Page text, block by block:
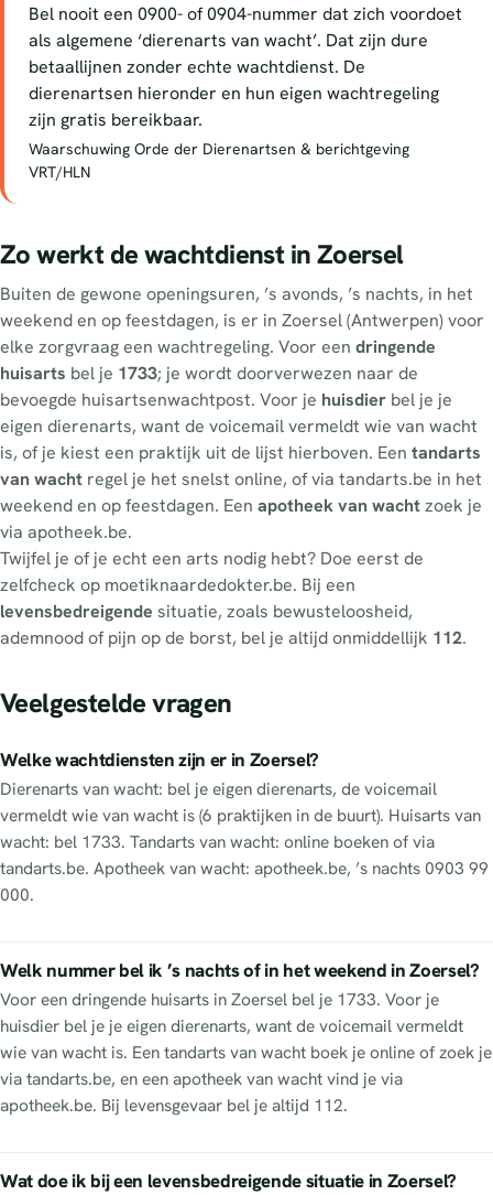
Bel nooit een 0900- of 0904-nummer dat zich voordoet
als algemene ‘dierenarts van wacht’. Dat zijn dure
betaallijnen zonder echte wachtdienst. De
dierenartsen hieronder en hun eigen wachtregeling
zijn gratis bereikbaar.
Waarschuwing Orde der Dierenartsen & berichtgeving
VRT/HLN
Zo werkt de wachtdienst in Zoersel
Buiten de gewone openingsuren, ’s avonds, ’s nachts, in het
weekend en op feestdagen, is er in Zoersel (Antwerpen) voor
elke zorgvraag een wachtregeling. Voor een dringende
huisarts bel je 1733; je wordt doorverwezen naar de
bevoegde huisartsenwachtpost. Voor je huisdier bel je je
eigen dierenarts, want de voicemail vermeldt wie van wacht
is, of je kiest een praktijk uit de lijst hierboven. Een tandarts
van wacht regel je het snelst online, of via tandarts.be in het
weekend en op feestdagen. Een apotheek van wachtzoek je
via apotheek.be.
Twijfel je of je echt een arts nodig hebt? Doe eerst de
zelfcheck op moetiknaardedokter.be. Bij een
levensbedreigende situatie, zoals bewusteloosheid,
ademnood of pijn op de borst, bel je altijd onmiddellijk 112.
Veelgestelde vragen
Welke wachtdiensten zijn er in Zoersel?
Dierenarts van wacht: bel je eigen dierenarts, de voicemail
vermeldt wie van wacht is (6 praktijken in de buurt). Huisarts van
wacht: bel 1733. Tandarts van wacht: online boeken of via
tandarts.be. Apotheek van wacht: apotheek.be, ’s nachts 0903 99
000.
Welk nummer bel ik ’s nachts of in het weekend in Zoersel?
Voor een dringende huisarts in Zoersel bel je 1733. Voor je
huisdier bel je je eigen dierenarts, want de voicemail vermeldt
wie van wacht is. Een tandarts van wacht boek je online of zoek je
via tandarts.be, en een apotheek van wacht vind je via
apotheek.be. Bij levensgevaar bel je altijd 112.
Wat doe ik bij een levensbedreigende situatie in Zoersel?